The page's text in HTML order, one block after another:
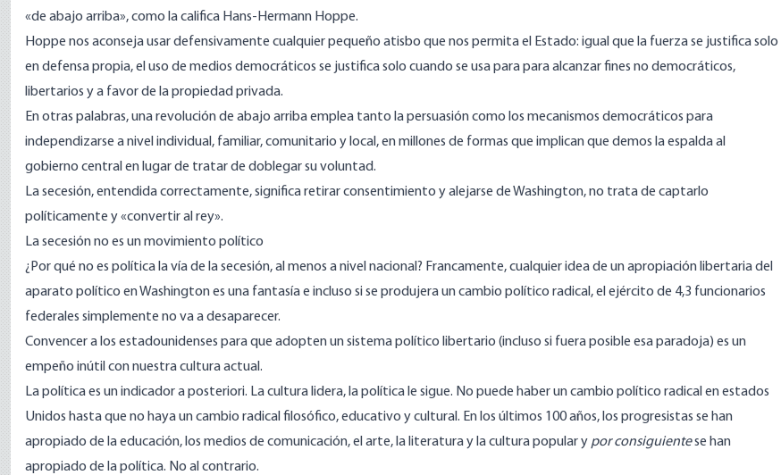
«de abajo arriba», como la califica Hans-Hermann Hoppe.
Hoppe nos aconseja usar defensivamente cualquier pequeño atisbo que nos permita el Estado: igual que la fuerza se justifica solo
en defensa propia, el uso de medios democráticos se justifica solo cuando se usa para para alcanzar fines no democráticos,
libertarios y a favor de la propiedad privada.
En otras palabras, una revolución de abajo arriba emplea tanto la persuasión como los mecanismos democráticos para
independizarse a nivel individual, familiar, comunitario y local, en millones de formas que implican que demos la espalda al
gobierno central en lugar de tratar de doblegar su voluntad.
La secesión, entendida correctamente, significa retirar consentimiento y alejarse de Washington, no trata de captarlo
políticamente y «convertir al rey».
La secesión no es un movimiento político
¿Por qué no es política la vía de la secesión, al menos a nivel nacional? Francamente, cualquier idea de un apropiación libertaria del
aparato político en Washington es una fantasía e incluso si se produjera un cambio político radical, el ejército de 4,3 funcionarios
federales simplemente no va a desaparecer.
Convencer a los estadounidenses para que adopten un sistema político libertario (incluso si fuera posible esa paradoja) es un
empeño inútil con nuestra cultura actual.
La política es un indicador a posteriori. La cultura lidera, la política le sigue. No puede haber un cambio político radical en estados
Unidos hasta que no haya un cambio radical filosófico, educativo y cultural. En los últimos 100 años, los progresistas se han
apropiado de la educación, los medios de comunicación, el arte, la literatura y la cultura popular y por consiguientese han
apropiado de la política. No al contrario.